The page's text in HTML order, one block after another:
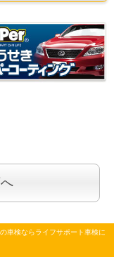
車検ならライフサポート車検に